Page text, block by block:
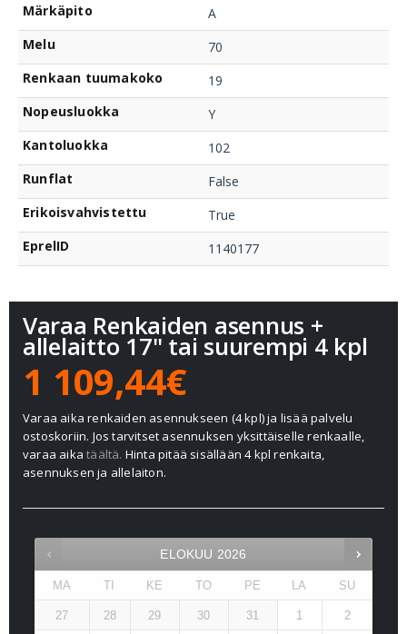
Märkäpito
A
Melu
70
Renkaan tuumakoko
19
Nopeusluokka
Y
Kantoluokka
102
Runflat
False
Erikoisvahvistettu
True
EprelID
1140177
Varaa Renkaiden asennus +
allelaitto 17" tai suurempi 4 kpl
1 109,44€
Varaa aika renkaiden asennukseen (4 kpl) ja lisää palvelu
ostoskoriin. Jos tarvitset asennuksen yksittäiselle renkaalle,
varaa aikatäältä. Hinta pitää sisällään 4 kpl renkaita,
asennuksen ja allelaiton.
ELOKUU 2026
MA TI KE TO PE LA SU
27 28 29 30 31 1 2